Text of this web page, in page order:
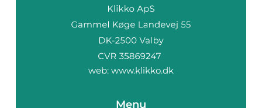
web: www.klikko.dk
Menu